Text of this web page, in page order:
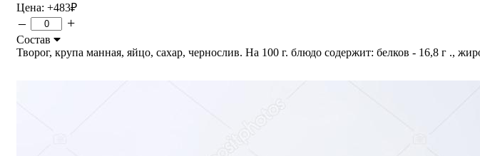
Цена: +483₽
– +
Состав
Творог, крупа манная, яйцо, сахар, чернослив. На 100 г. блюдо содержит: белков - 16,8 г .,